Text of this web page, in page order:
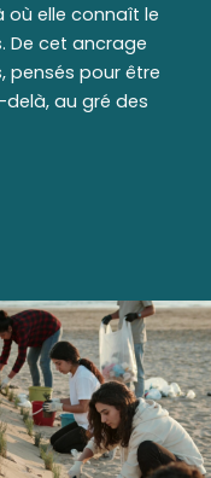
où elle connaît le
De cet ancrage
pensés pour être
au gré des